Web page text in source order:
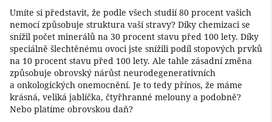
Umíte si představit, že podle všech studií 80 procent vašich
nemocí způsobuje struktura vaší stravy? Díky chemizaci se
snížil počet minerálů na 30 procent stavu před 100 lety. Díky
speciálně šlechtěnému ovoci jste snížili podíl stopových prvků
na 10 procent stavu před 100 lety. Ale tahle zásadní změna
způsobuje obrovský nárůst neurodegenerativních
a onkologických onemocnění. Je to tedy přínos, že máme
krásná, veliká jablíčka, čtyřhranné melouny a podobně?
Nebo platíme obrovskou daň?